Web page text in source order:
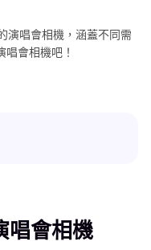
演唱會相機，涵蓋不同需
會相機吧！
影片增強工具推薦
唱會相機